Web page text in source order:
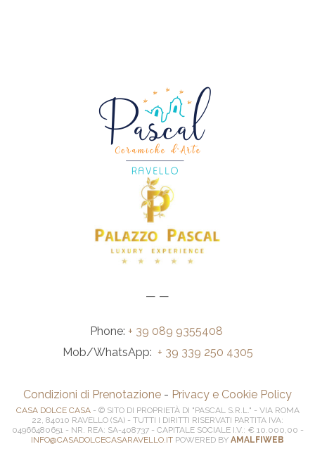
— —
Phone: + 39 089 9355408
Mob/WhatsApp: + 39 339 250 4305
Condizioni di Prenotazione - Privacy e Cookie Policy
CASA DOLCE CASA- © SITO DI PROPRIETÀ DI "PASCAL S.R.L." - VIA ROMA
22, 84010 RAVELLO (SA) - TUTTI I DIRITTI RISERVATI PARTITA IVA:
04966480651 - NR. REA: SA-408737 - CAPITALE SOCIALE I.V.: € 10.000,00 -
INFO@CASADOLCECASARAVELLO.IT POWERED BY AMALFIWEB